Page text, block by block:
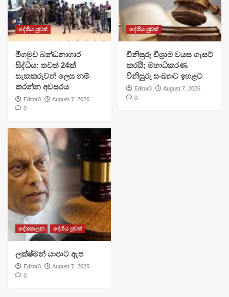
දේශීය පුවත්
මීගමුව බන්ධනාගාර
සිද්ධිය: තවත් 24ක්
සැකකරුවන් ලෙස නම්
කරන්න අවසරය
Editor3
August 7, 2026
0
දේශීය පුවත්
විනිසුරු විශ්‍රාම වයස ගැසට්
කරයි; මහාධිකරණ
විනිසුරු සංඛ්‍යාව ඉහළට
Editor3
August 7, 2026
0
දේශපාලන දේශීය පුවත්
ලක්ෂ්මන් යාපාට ඇප
Editor3
August 7, 2026
0